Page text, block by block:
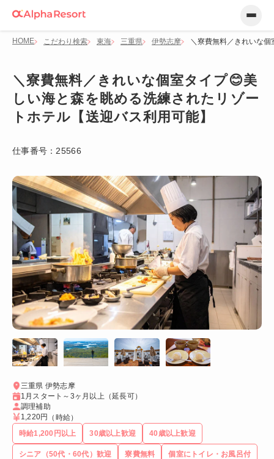
HOME こだわり検索 東海 三重県 伊勢志摩 ＼寮費無料／きれいな
＼寮費無料／きれいな個室タイプ😊美
しい海と森を眺める洗練されたリゾー
トホテル【送迎バス利用可能】
仕事番号： 25566
三重県 伊勢志摩
1月スタート～3ヶ月以上（延長可）
調理補助
1,220円
（時給）
時給1,200円以上
30歳以上歓迎 40歳以上歓迎
シニア（50代・60代）歓迎 寮費無料 個室にトイレ・お風呂付